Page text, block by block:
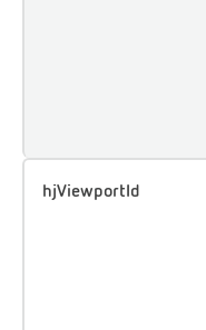
hjViewportId